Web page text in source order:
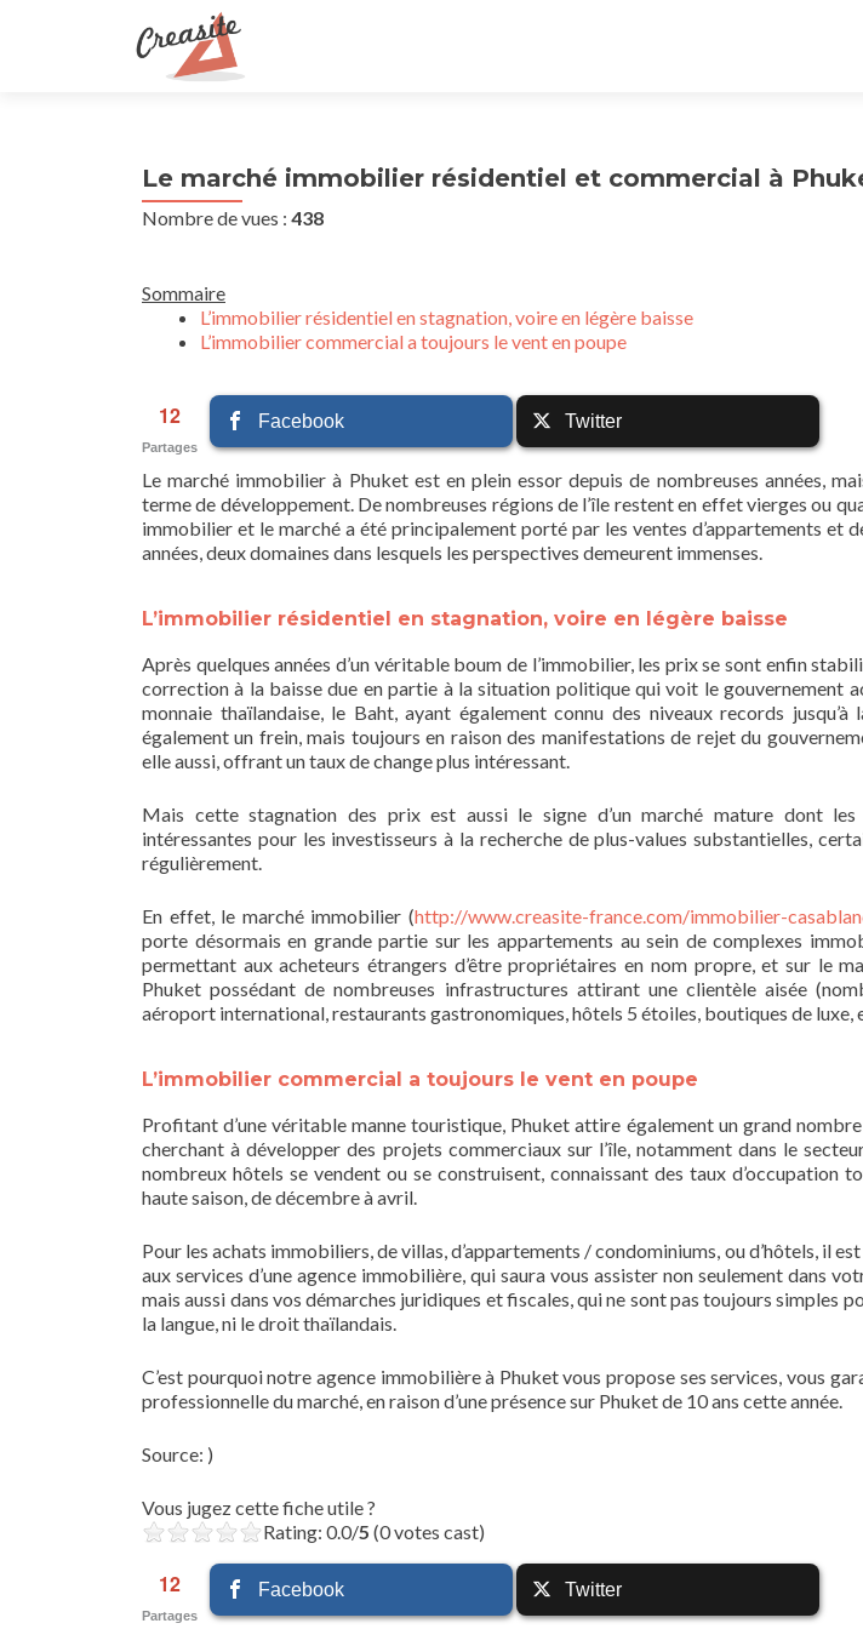
Le marché immobilier résidentiel et commercial à
Nombre de vues : 438
Sommaire
L’immobilier résidentiel en stagnation, voire en légère baisse
L’immobilier commercial a toujours le vent en poupe
12
Partages
Facebook Twitter
Le marché immobilier à Phuket est en plein essor depuis de nombreuses années,
terme de développement. De nombreuses régions de l’île restent en effet vierges ou
immobilier et le marché a été principalement porté par les ventes d’appartements et
années, deux domaines dans lesquels les perspectives demeurent immenses.
L’immobilier résidentiel en stagnation, voire en légère baisse
Après quelques années d’un véritable boum de l’immobilier, les prix se sont enfin
correction à la baisse due en partie à la situation politique qui voit le gouvernement
monnaie thaïlandaise, le Baht, ayant également connu des niveaux records
également un frein, mais toujours en raison des manifestations de rejet du
elle aussi, offrant un taux de change plus intéressant.
Mais cette stagnation des prix est aussi le signe d’un marché mature dont les
intéressantes pour les investisseurs à la recherche de plus-values substantielles,
régulièrement.
En effet, le marché immobilier (http://www.creasite-france.com/immobilier-
porte désormais en grande partie sur les appartements au sein de complexes
permettant aux acheteurs étrangers d’être propriétaires en nom propre, et sur le
Phuket possédant de nombreuses infrastructures attirant une clientèle aisée
aéroport international, restaurants gastronomiques, hôtels 5 étoiles, boutiques de luxe,
L’immobilier commercial a toujours le vent en poupe
Profitant d’une véritable manne touristique, Phuket attire également un grand
cherchant à développer des projets commerciaux sur l’île, notamment dans le
nombreux hôtels se vendent ou se construisent, connaissant des taux d’occupation
haute saison, de décembre à avril.
Pour les achats immobiliers, de villas, d’appartements / condominiums, ou d’hôtels, il
aux services d’une agence immobilière, qui saura vous assister non seulement dans
mais aussi dans vos démarches juridiques et fiscales, qui ne sont pas toujours simples
la langue, ni le droit thaïlandais.
C’est pourquoi notre agence immobilière à Phuket vous propose ses services, vous
professionnelle du marché, en raison d’une présence sur Phuket de 10 ans cette année.
Source: )
Vous jugez cette fiche utile ?
Rating: 0.0/5 (0 votes cast)
12
Partages
Facebook Twitter